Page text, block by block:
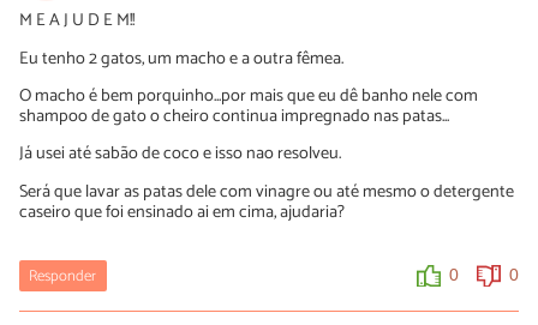
M E A J U D E M!!
Eu tenho 2 gatos, um macho e a outra fêmea.
O macho é bem porquinho...por mais que eu dê banho nele com
shampoo de gato o cheiro continua impregnado nas patas...
Já usei até sabão de coco e isso nao resolveu.
Será que lavar as patas dele com vinagre ou até mesmo o detergente
caseiro que foi ensinado ai em cima, ajudaria?
Responder 0 0